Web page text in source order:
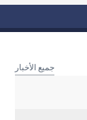
جميع الأخبار